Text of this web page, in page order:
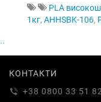
PLA
1кг, AHHSBK-106,
..
КОНТАКТИ
+38 0800 33 51 82